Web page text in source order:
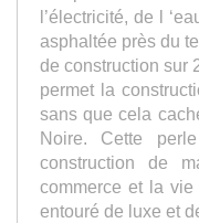
l’électricité, de l
asphaltée près du
de construction sur
permet la
sans que cela
Noire. Cette
construction de
commerce et la
entouré de luxe et